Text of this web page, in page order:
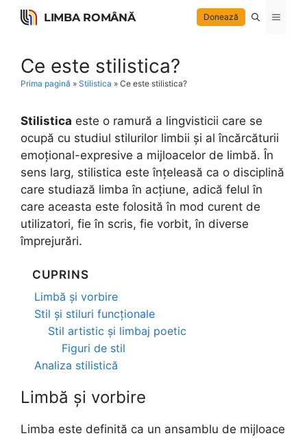
Skip
LIMBA ROMÂNĂ Donează Menu
Ce este stilistica?
Prima pagină » Stilistica » Ce este stilistica?
Stilistica este o ramură a lingvisticii care se
ocupă cu studiul stilurilor limbii și al încărcăturii
emoțional-expresive a mijloacelor de limbă. În
sens larg, stilistica este înțeleasă ca o disciplină
care studiază limba în acțiune, adică felul în
care aceasta este folosită în mod curent de
utilizatori, fie în scris, fie vorbit, în diverse
împrejurări.
CUPRINS
Limbă și vorbire
Stil și stiluri funcționale
Stil artistic și limbaj poetic
Figuri de stil
Analiza stilistică
Limbă și vorbire
Limba este definită ca un ansamblu de mijloace